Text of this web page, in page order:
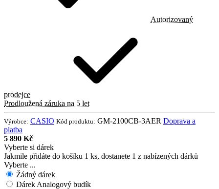
Autorizovaný
prodejce
Prodloužená záruka na 5 let
Výrobce: CASIO Kód produktu: GM-2100CB-3AER Doprava a
platba
5 890 Kč
Vyberte si dárek
Jakmile přidáte do košíku 1 ks, dostanete 1 z nabízených dárků
Vyberte ...
Žádný dárek
Dárek Analogový budík